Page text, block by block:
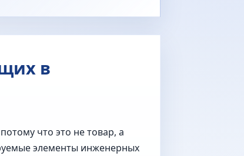
в
что это не товар, а
элементы инженерных